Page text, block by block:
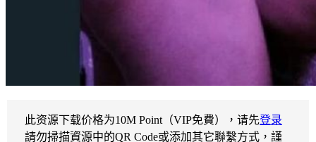
此资源下载价格为10M Point（VIP免費），请先登录
請勿掃描資源中的QR Code或添加其它聯繫方式，謹